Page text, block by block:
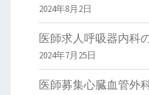
2024年8月2日
医師求人呼吸器内科
2024年7月25日
医師募集心臓血管外